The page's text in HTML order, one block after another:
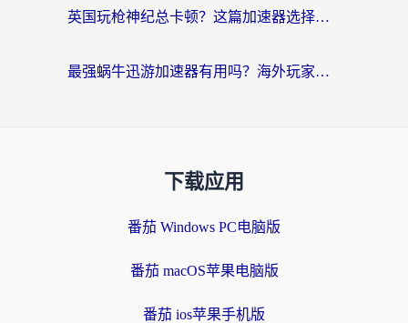
英国玩枪神纪总卡顿？这篇加速器选择指南帮你告别延迟（附实测推荐）
最强蜗牛迅游加速器有用吗？海外玩家国服游戏加速避坑指南（附德国玩忍者必须死3流星蝴蝶剑解决办法）
下载应用
番茄 Windows PC电脑版
番茄 macOS苹果电脑版
番茄 ios苹果手机版